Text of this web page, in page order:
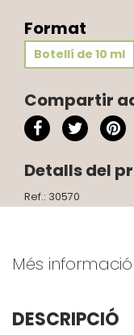
Format
Botellí de 10 ml
Compartir
Detalls del
Ref.: 30570
Més informació
DESCRIPCIÓ